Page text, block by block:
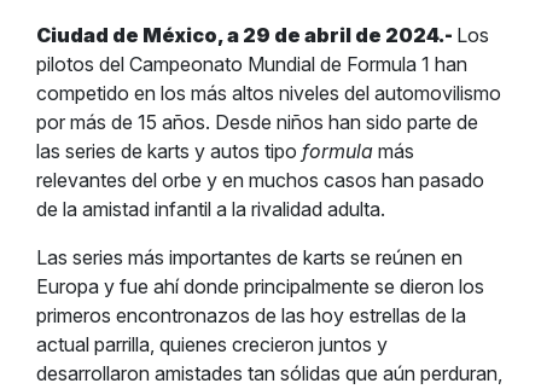
Ciudad de México, a 29 de abril de 2024.- Los
pilotos del Campeonato Mundial de Formula 1 han
competido en los más altos niveles del automovilismo
por más de 15 años. Desde niños han sido parte de
las series de karts y autos tipo formula más
relevantes del orbe y en muchos casos han pasado
de la amistad infantil a la rivalidad adulta.
Las series más importantes de karts se reúnen en
Europa y fue ahí donde principalmente se dieron los
primeros encontronazos de las hoy estrellas de la
actual parrilla, quienes crecieron juntos y
desarrollaron amistades tan sólidas que aún perduran,